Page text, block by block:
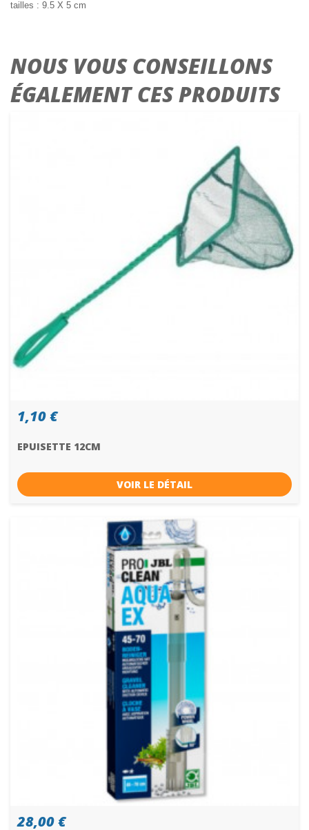
tailles : 9.5 X 5 cm
NOUS VOUS CONSEILLONS
ÉGALEMENT CES PRODUITS
1,10 €
EPUISETTE 12CM
VOIR LE DÉTAIL
28,00 €